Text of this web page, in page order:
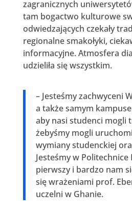
zagranicznych
tam bogactwo kulturowe
odwiedzających czekały
regionalne smakołyki,
informacyjne. Atmosfera
udzieliła się wszystkim.
– Jesteśmy zachwyceni
a także samym
aby nasi studenci mogli
żebyśmy mogli
wymiany studenckiej
Jesteśmy w Politechnice
pierwszy i bardzo nam
się wrażeniami prof.
uczelni w Ghanie.